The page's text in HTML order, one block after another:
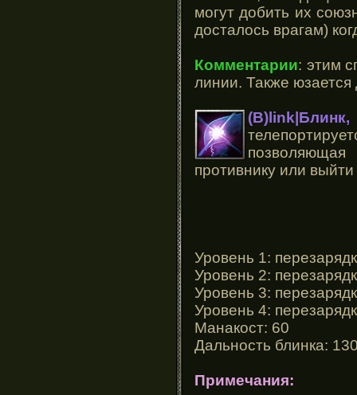
могут добить их
досталось врагам)
Комментарии: этим
линии. Также
противнику или
Уровень 1:
Уровень 2:
Уровень 3:
Уровень 4:
Манакост: 60
Дальность блинка:
Примечания: